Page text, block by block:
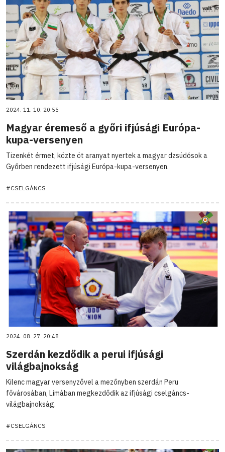
2024. 11. 10. 20:55
Magyar éremeső a győri ifjúsági Európa-
kupa-versenyen
Tizenkét érmet, közte öt aranyat nyertek a magyar dzsúdósok a
Győrben rendezett ifjúsági Európa-kupa-versenyen.
#CSELGÁNCS
2024. 08. 27. 20:48
Szerdán kezdődik a perui ifjúsági
világbajnokság
Kilenc magyar versenyzővel a mezőnyben szerdán Peru
fővárosában, Limában megkezdődik az ifjúsági cselgáncs-
világbajnokság.
#CSELGÁNCS